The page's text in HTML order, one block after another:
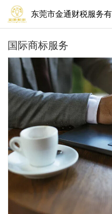
东莞市金通财税服务
国际商标服务